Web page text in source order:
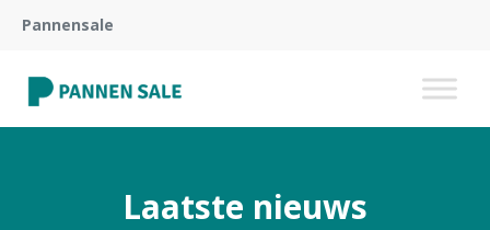
Pannensale
Laatste nieuws